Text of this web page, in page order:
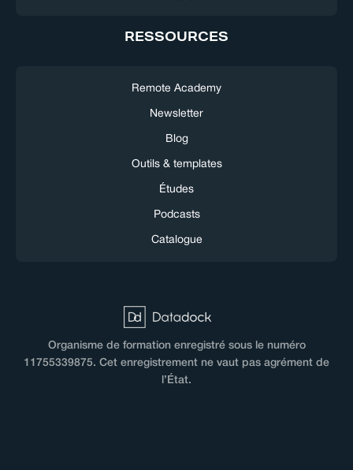
RESSOURCES
Remote Academy
Newsletter
Blog
Outils & templates
Études
Podcasts
Catalogue
Organisme de formation enregistré sous le numéro
11755339875. Cet enregistrement ne vaut pas agrément de
l’État.